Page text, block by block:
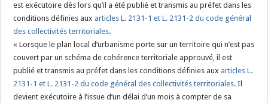
est exécutoire dès lors qu’il a été publié et transmis au préfet dans les
conditions définies aux articles L. 2131-1 et L. 2131-2 du code général
des collectivités territoriales.
« Lorsque le plan local d’urbanisme porte sur un territoire qui n’est pas
couvert par un schéma de cohérence territoriale approuvé, il est
publié et transmis au préfet dans les conditions définies aux articles L.
2131-1 et L. 2131-2 du code général des collectivités territoriales. Il
devient exécutoire à l’issue d’un délai d’un mois à compter de sa